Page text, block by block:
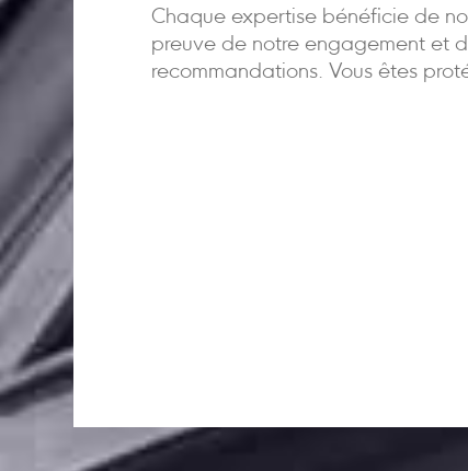
Chaque expertise bénéficie de
preuve de notre engagement et
recommandations. Vous êtes